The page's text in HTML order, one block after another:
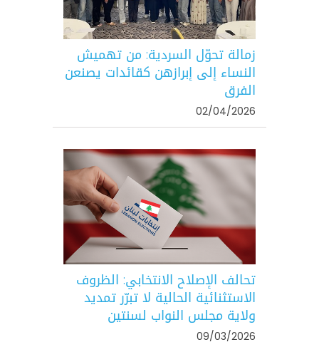
زمالة تحوّل السردية: من تهميش
النساء إلى إبرازهن كقائدات يصنعن
الفرق
02/04/2026
تحالف الإصلاح الانتخابي: الظروف
الاستثنائية الحالية لا تبرّر تمديد
ولاية مجلس النواب لسنتين
09/03/2026